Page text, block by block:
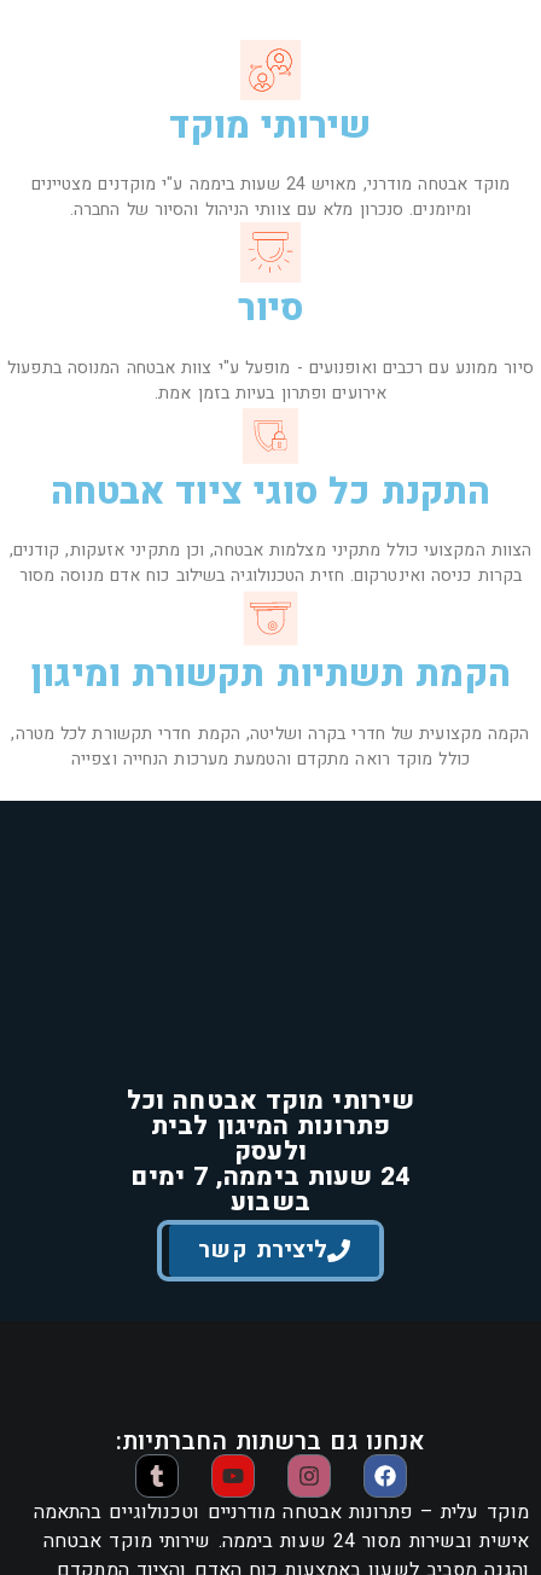
שירותי מוקד
מוקד אבטחה מודרני, מאויש 24 שעות ביממה ע"י מוקדנים מצטיינים
ומיומנים. סנכרון מלא עם צוותי הניהול והסיור של החברה.
סיור
סיור ממונע עם רכבים ואופנועים - מופעל ע"י צוות אבטחה המנוסה בתפעול
אירועים ופתרון בעיות בזמן אמת.
התקנת כל סוגי ציוד אבטחה
הצוות המקצועי כולל מתקיני מצלמות אבטחה, וכן מתקיני אזעקות, קודנים,
בקרות כניסה ואינטרקום. חזית הטכנולוגיה בשילוב כוח אדם מנוסה מסור
הקמת תשתיות תקשורת ומיגון
הקמה מקצועית של חדרי בקרה ושליטה, הקמת חדרי תקשורת לכל מטרה,
כולל מוקד רואה מתקדם והטמעת מערכות הנחייה וצפייה
שירותי מוקד אבטחה וכל
פתרונות המיגון לבית
ולעסק
24 שעות ביממה, 7 ימים
בשבוע
ליצירת קשר
אנחנו גם ברשתות החברתיות:
מוקד עלית – פתרונות אבטחה מודרניים וטכנולוגיים בהתאמה
אישית ובשירות מסור 24 שעות ביממה. שירותי מוקד אבטחה